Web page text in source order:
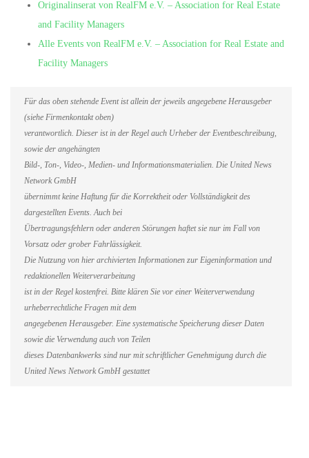
Originalinserat von RealFM e.V. – Association for Real Estate
and Facility Managers
Alle Events von RealFM e.V. – Association for Real Estate and
Facility Managers
Für das oben stehende Event ist allein der jeweils angegebene Herausgeber
(siehe Firmenkontakt oben)
verantwortlich. Dieser ist in der Regel auch Urheber der Eventbeschreibung,
sowie der angehängten
Bild-, Ton-, Video-, Medien- und Informationsmaterialien. Die United News
Network GmbH
übernimmt keine Haftung für die Korrektheit oder Vollständigkeit des
dargestellten Events. Auch bei
Übertragungsfehlern oder anderen Störungen haftet sie nur im Fall von
Vorsatz oder grober Fahrlässigkeit.
Die Nutzung von hier archivierten Informationen zur Eigeninformation und
redaktionellen Weiterverarbeitung
ist in der Regel kostenfrei. Bitte klären Sie vor einer Weiterverwendung
urheberrechtliche Fragen mit dem
angegebenen Herausgeber. Eine systematische Speicherung dieser Daten
sowie die Verwendung auch von Teilen
dieses Datenbankwerks sind nur mit schriftlicher Genehmigung durch die
United News Network GmbH gestattet